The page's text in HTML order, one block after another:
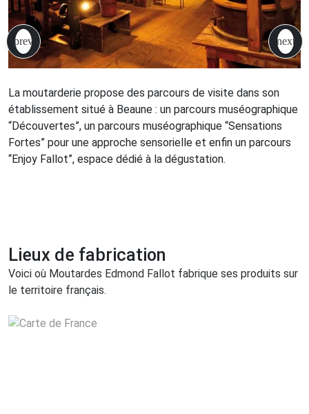
La moutarderie propose des parcours de visite dans son
établissement situé à Beaune : un parcours muséographique
“Découvertes”, un parcours muséographique “Sensations
Fortes” pour une approche sensorielle et enfin un parcours
“Enjoy Fallot”, espace dédié à la dégustation.
Lieux de fabrication
Voici où Moutardes Edmond Fallot fabrique ses produits sur
le territoire français.